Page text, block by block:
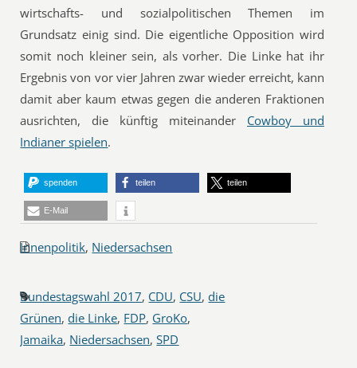
wirtschafts- und sozialpolitischen Themen im
Grundsatz einig sind. Die eigentliche Opposition wird
somit noch kleiner sein, als vorher. Die Linke hat ihr
Ergebnis von vor vier Jahren zwar wieder erreicht, kann
damit aber kaum etwas gegen die anderen Fraktionen
ausrichten, die künftig miteinander Cowboy und
Indianer spielen.
spenden teilen teilen
E-Mail
Innenpolitik, Niedersachsen
Bundestagswahl 2017, CDU, CSU,die
Grünen,die Linke, FDP, GroKo,
Jamaika, Niedersachsen,SPD